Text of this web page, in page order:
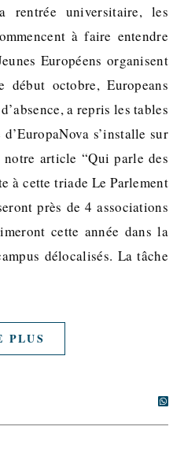
à faire entendre
Européens organisent
octobre, Europeans
a repris les tables
s’installe sur
article “Qui parle des
à cette triade Le Parlement
près de 4 associations
cette année dans la
délocalisés. La tâche
PLUS